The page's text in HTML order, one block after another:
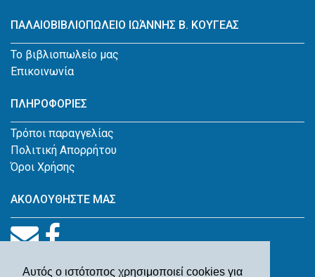
Αυτός ο ιστότοπος χρησιμοποιεί cookies για
ΠΑΛΑΙΟΒΙΒΛΙΟΠΩΛΕΙΟ ΙΩΆΝΝΗΣ Β. ΚΟΥΓΕΑΣ
Το βιβλιοπωλείο μας
Επικοινωνία
ΠΛΗΡΟΦΟΡΙΕΣ
Τρόποι παραγγελίας
Πολιτική Απορρήτου
Όροι Χρήσης
ΑΚΟΛΟΥΘΗΣΤΕ ΜΑΣ